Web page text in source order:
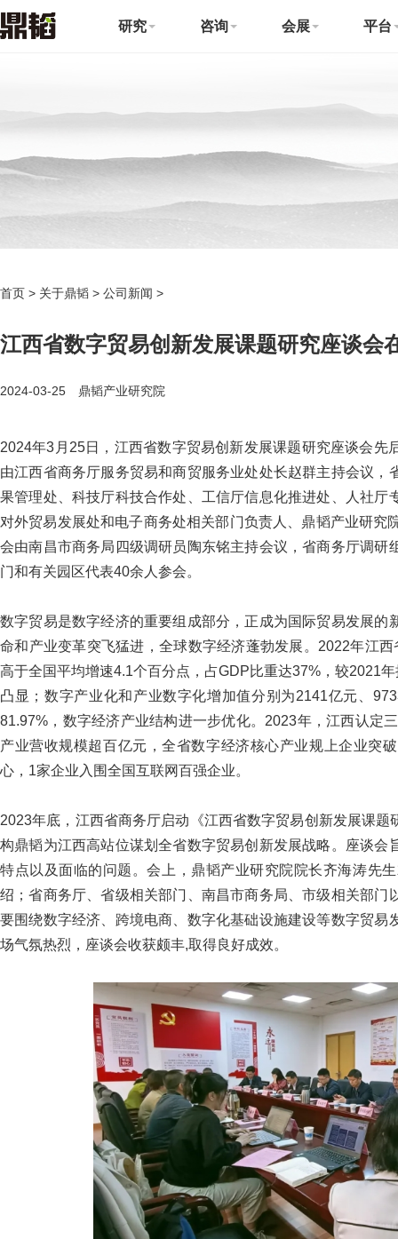
研究 咨询 会展 平台
首页 > 关于鼎韬 > 公司新闻 >
江西省数字贸易创新发展课题研究座谈会
2024-03-25 鼎韬产业研究院
2024年3月25日，江西省数字贸易创新发展课题研究座谈会
由江西省商务厅服务贸易和商贸服务业处处长赵群主持会议
果管理处、科技厅科技合作处、工信厅信息化推进处、人社
对外贸易发展处和电子商务处相关部门负责人、鼎韬产业研
会由南昌市商务局四级调研员陶东铭主持会议，省商务厅调
门和有关园区代表40余人参会。
数字贸易是数字经济的重要组成部分，正成为国际贸易发展
命和产业变革突飞猛进，全球数字经济蓬勃发展。2022年江
高于全国平均增速4.1个百分点，占GDP比重达37%，较2021
凸显；数字产业化和产业数字化增加值分别为2141亿元、
81.97%，数字经济产业结构进一步优化。2023年，江西认定
产业营收规模超百亿元，全省数字经济核心产业规上企业突
心，1家企业入围全国互联网百强企业。
2023年底，江西省商务厅启动《江西省数字贸易创新发展课
构鼎韬为江西高站位谋划全省数字贸易创新发展战略。座谈
特点以及面临的问题。会上，鼎韬产业研究院院长齐海涛先
绍；省商务厅、省级相关部门、南昌市商务局、市级相关部
要围绕数字经济、跨境电商、数字化基础设施建设等数字贸
场气氛热烈，座谈会收获颇丰,取得良好成效。